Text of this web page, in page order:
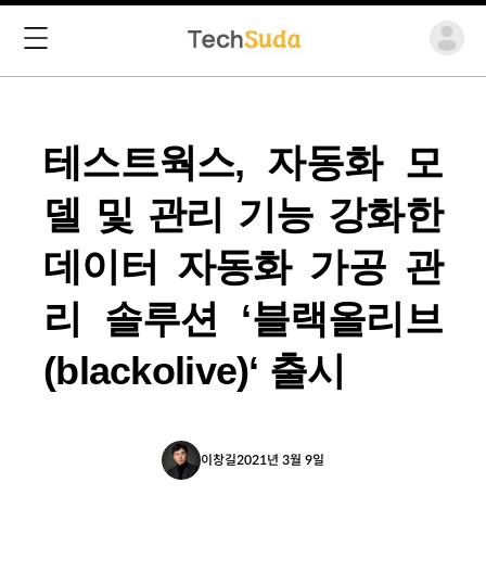
테스트웍스, 자동화 모
델 및 관리 기능 강화한
데이터 자동화 가공 관
리 솔루션 ‘블랙올리브
(blackolive)‘ 출시
이창길2021년 3월 9일